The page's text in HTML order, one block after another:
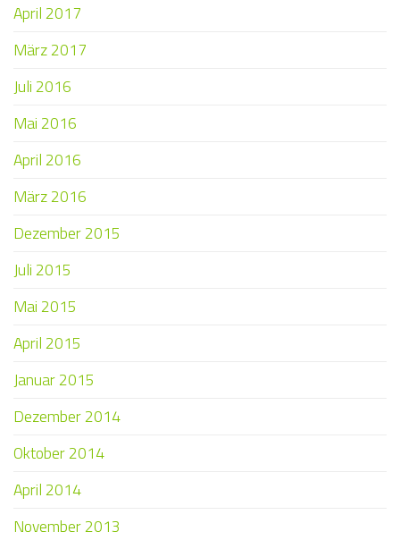
April 2017
März 2017
Juli 2016
Mai 2016
April 2016
März 2016
Dezember 2015
Juli 2015
Mai 2015
April 2015
Januar 2015
Dezember 2014
Oktober 2014
April 2014
November 2013